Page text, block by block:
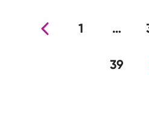
Prejšnja stran
1 …
39